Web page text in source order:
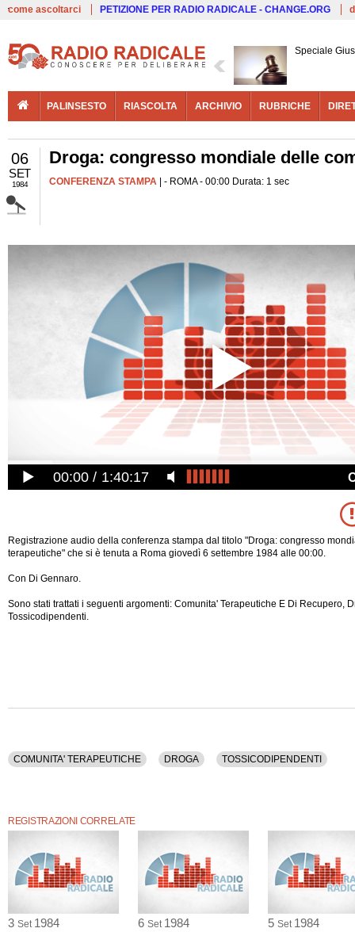
come ascoltarci PETIZIONE PER RADIO RADICALE - CHANGE.ORG
Speciale
PALINSESTO RIASCOLTA ARCHIVIO RUBRICHE
06
SET
1984
Droga: congresso mondiale delle
CONFERENZA STAMPA | - ROMA - 00:00 Durata: 1 sec
00:00 1:40:17
Registrazione audio della conferenza stampa dal titolo "Droga: congresso
terapeutiche" che si è tenuta a Roma giovedì 6 settembre 1984 alle 00:00.
Con Di Gennaro.
Sono stati trattati i seguenti argomenti: Comunita' Terapeutiche E Di Recupero,
Tossicodipendenti.
COMUNITA' TERAPEUTICHE DROGA TOSSICODIPENDENTI
REGISTRAZIONI CORRELATE
3 Set 1984 6 Set 1984 5 Set 1984